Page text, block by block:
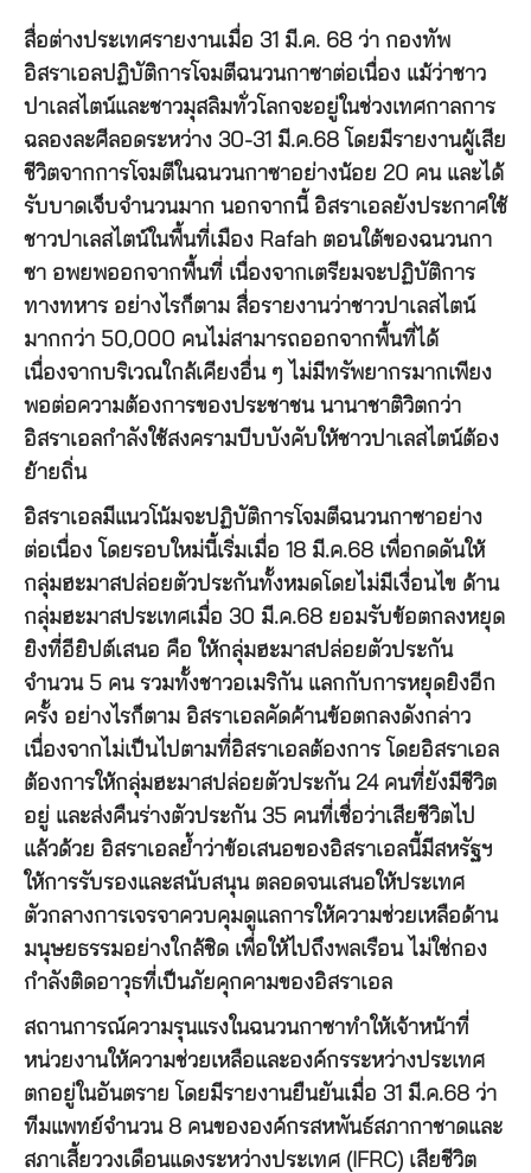
สื่อต่างประเทศรายงานเมื่อ 31 มี.ค. 68 ว่า กองทัพ
อิสราเอลปฏิบัติการโจมตีฉนวนกาซาต่อเนื่อง แม้ว่าชาว
ปาเลสไตน์และชาวมุสลิมทั่วโลกจะอยู่ในช่วงเทศกาลการ
ฉลองละศีลอดระหว่าง 30-31 มี.ค.68 โดยมีรายงานผู้เสีย
ชีวิตจากการโจมตีในฉนวนกาซาอย่างน้อย 20 คน และได้
รับบาดเจ็บจำนวนมาก นอกจากนี้ อิสราเอลยังประกาศใช้
ชาวปาเลสไตน์ในพื้นที่เมือง Rafah ตอนใต้ของฉนวนกา
ซา อพยพออกจากพื้นที่ เนื่องจากเตรียมจะปฏิบัติการ
ทางทหาร อย่างไรก็ตาม สื่อรายงานว่าชาวปาเลสไตน์
มากกว่า 50,000 คนไม่สามารถออกจากพื้นที่ได้
เนื่องจากบริเวณใกล้เคียงอื่น ๆ ไม่มีทรัพยากรมากเพียง
พอต่อความต้องการของประชาชน นานาชาติวิตกว่า
อิสราเอลกำลังใช้สงครามบีบบังคับให้ชาวปาเลสไตน์ต้อง
ย้ายถิ่น
อิสราเอลมีแนวโน้มจะปฏิบัติการโจมตีฉนวนกาซาอย่าง
ต่อเนื่อง โดยรอบใหม่นี้เริ่มเมื่อ 18 มี.ค.68 เพื่อกดดันให้
กลุ่มฮะมาสปล่อยตัวประกันทั้งหมดโดยไม่มีเงื่อนไข ด้าน
กลุ่มฮะมาสประเทศเมื่อ 30 มี.ค.68 ยอมรับข้อตกลงหยุด
ยิงที่อียิปต์เสนอ คือ ให้กลุ่มฮะมาสปล่อยตัวประกัน
จำนวน 5 คน รวมทั้งชาวอเมริกัน แลกกับการหยุดยิงอีก
ครั้ง อย่างไรก็ตาม อิสราเอลคัดค้านข้อตกลงดังกล่าว
เนื่องจากไม่เป็นไปตามที่อิสราเอลต้องการ โดยอิสราเอล
ต้องการให้กลุ่มฮะมาสปล่อยตัวประกัน 24 คนที่ยังมีชีวิต
อยู่ และส่งคืนร่างตัวประกัน 35 คนที่เชื่อว่าเสียชีวิตไป
แล้วด้วย อิสราเอลย้ำว่าข้อเสนอของอิสราเอลนี้มีสหรัฐฯ
ให้การรับรองและสนับสนุน ตลอดจนเสนอให้ประเทศ
ตัวกลางการเจรจาควบคุมดูแลการให้ความช่วยเหลือด้าน
มนุษยธรรมอย่างใกล้ชิด เพื่อให้ไปถึงพลเรือน ไม่ใช่กอง
กำลังติดอาวุธที่เป็นภัยคุกคามของอิสราเอล
สถานการณ์ความรุนแรงในฉนวนกาซาทำให้เจ้าหน้าที่
หน่วยงานให้ความช่วยเหลือและองค์กรระหว่างประเทศ
ตกอยู่ในอันตราย โดยมีรายงานยืนยันเมื่อ 31 มี.ค.68 ว่า
ทีมแพทย์จำนวน 8 คนขององค์กรสหพันธ์สภากาชาดและ
สภาเสี้ยววงเดือนแดงระหว่างประเทศ (IFRC) เสียชีวิต